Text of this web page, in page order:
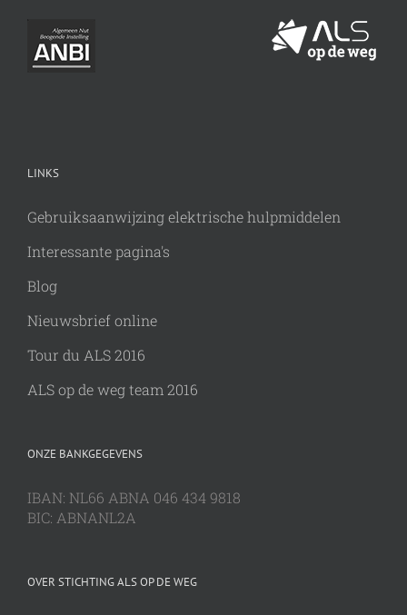
LINKS
Gebruiksaanwijzing elektrische hulpmiddelen
Interessante pagina's
Blog
Nieuwsbrief online
Tour du ALS 2016
ALS op de weg team 2016
ONZE BANKGEGEVENS
IBAN: NL66 ABNA 046 434 9818
BIC: ABNANL2A
OVER STICHTING ALS OP DE WEG